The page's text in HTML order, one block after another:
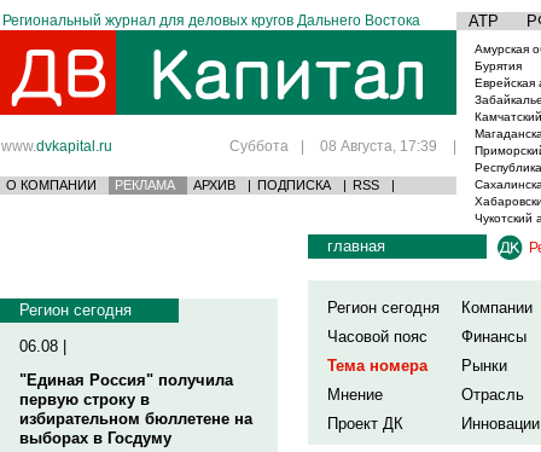
Региональный журнал для деловых кругов Дальнего Востока АТР
www.dvkapital.ru Суббота | 08 Августа, 17:39 |
О КОМПАНИИ РЕКЛАМА АРХИВ | ПОДПИСКА | RSS |
Амурская
Бурятия
Еврейская
Чукотский
Регион сегодня
06.08 |
"Единая Россия" получила
первую строку в
избирательном бюллетене на
выборах в Госдуму
главная
Регион сегодня
Компании
Часовой пояс
Финансы
Тема номера
Рынки
Мнение
Отрасль
Проект ДК
Инновации